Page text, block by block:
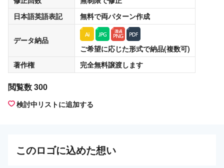
日本語英語表記
無料で両パターン作成
データ納品
ご希望に応じた形式で納品(複数可)
著作権
完全無料譲渡します
閲覧数 300
検討中リストに追加する
このロゴに込めた想い